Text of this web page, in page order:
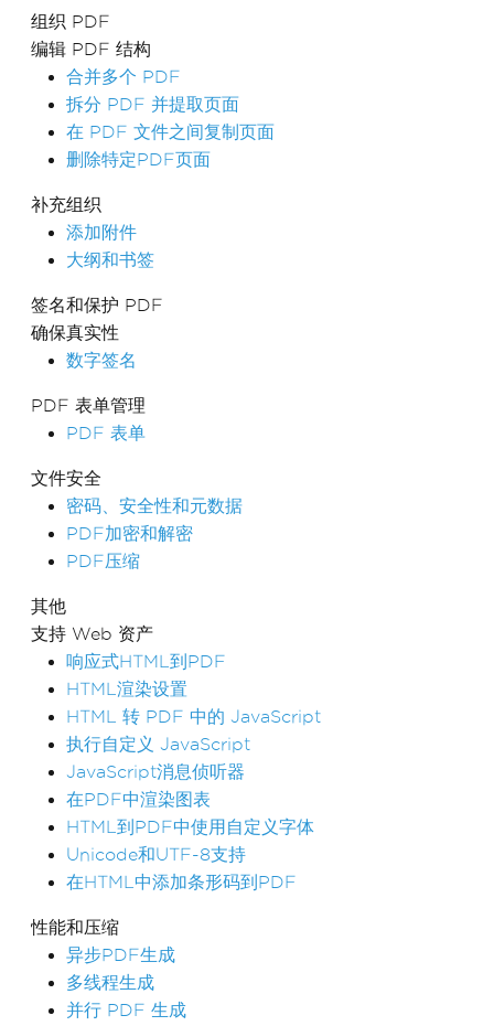
组织 PDF
编辑 PDF 结构
合并多个 PDF
拆分 PDF 并提取页面
在 PDF 文件之间复制页面
删除特定PDF页面
补充组织
添加附件
大纲和书签
签名和保护 PDF
确保真实性
数字签名
PDF 表单管理
PDF 表单
文件安全
密码、安全性和元数据
PDF加密和解密
PDF压缩
其他
支持 Web 资产
响应式HTML到PDF
HTML渲染设置
HTML 转 PDF 中的 JavaScript
执行自定义 JavaScript
JavaScript消息侦听器
在PDF中渲染图表
HTML到PDF中使用自定义字体
Unicode和UTF-8支持
在HTML中添加条形码到PDF
性能和压缩
异步PDF生成
多线程生成
并行 PDF 生成